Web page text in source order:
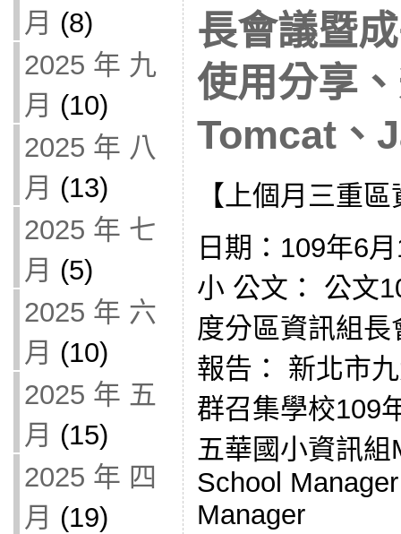
月 (8)
2025 年 九
月 (10)
2025 年 八
月 (13)
2025 年 七
月 (5)
2025 年 六
月 (10)
2025 年 五
月 (15)
2025 年 四
月 (19)
長會議暨
使用分享
Tomcat、
【上個月三重
日期：109年6
小 公文： 公文
度分區資訊組
報告： 新北市
群召集學校109
五華國小資訊
School
Manager